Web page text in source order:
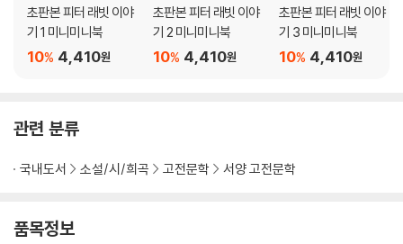
초판본 피터 래빗 이야
기 1 미니미니북
4,410원
10%
초판본 피터 래빗 이야
기 2 미니미니북
4,410원
10%
초판본 피터 래빗 이야
기 3 미니미니북
4,410원
10%
관련 분류
국내도서 소설/시/희곡 고전문학 서양 고전문학
품목정보